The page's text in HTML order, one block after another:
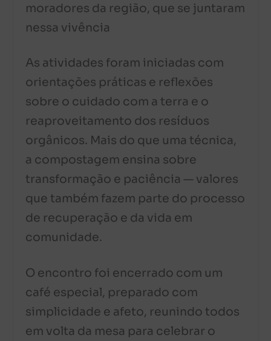
moradores da região, que se juntaram
nessa vivência
As atividades foram iniciadas com
orientações práticas e reflexões
sobre o cuidado com a terra e o
reaproveitamento dos resíduos
orgânicos. Mais do que uma técnica,
a compostagem ensina sobre
transformação e paciência — valores
que também fazem parte do processo
de recuperação e da vida em
comunidade.
O encontro foi encerrado com um
café especial, preparado com
simplicidade e afeto, reunindo todos
em volta da mesa para celebrar o